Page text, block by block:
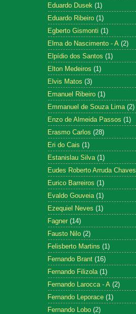
Eduardo Dusek (1)
Eduardo Ribeiro (1)
Egberto Gismonti (1)
Elma do Nascimento - A (2)
Elpídio dos Santos (1)
Elton Medeiros (1)
Elvis Matos (3)
Emanuel Ribeiro (1)
Emmanuel de Souza Lima (2)
Enzo de Almeida Passos (1)
Erasmo Carlos (28)
Eri do Cais (1)
Estanislau Silva (1)
Eudes Roberto Arruda Chaves
Eurico Barreiros (1)
Evaldo Gouveia (1)
Ezequiel Neves (1)
Fagner (14)
Fausto Nilo (2)
Felisberto Martins (1)
Fernando Brant (16)
Fernando Filizola (1)
Fernando Larocca - A (2)
Fernando Leporace (1)
Fernando Lobo (2)